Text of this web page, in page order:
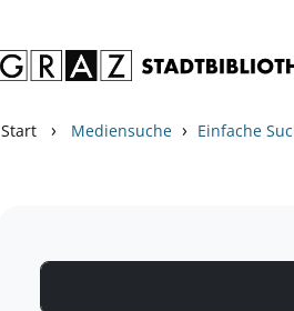
Start › Mediensuche › Einfache